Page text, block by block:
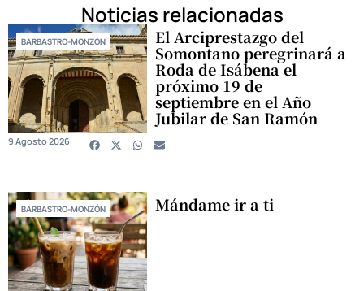
Noticias relacionadas
BARBASTRO-MONZÓN El Arciprestazgo del
Somontano peregrinará a
Roda de Isábena el
próximo 19 de
septiembre en el Año
Jubilar de San Ramón
9 Agosto 2026
BARBASTRO-MONZÓN Mándame ir a ti